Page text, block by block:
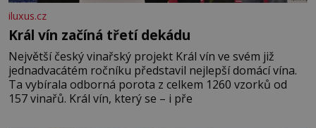
iluxus.cz
Král vín začíná třetí dekádu
Největší český vinařský projekt Král vín ve svém již
jednadvacátém ročníku představil nejlepší domácí vína.
Ta vybírala odborná porota z celkem 1260 vzorků od
157 vinařů. Král vín, který se – i pře